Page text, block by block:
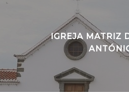
IGREJA MATRIZ